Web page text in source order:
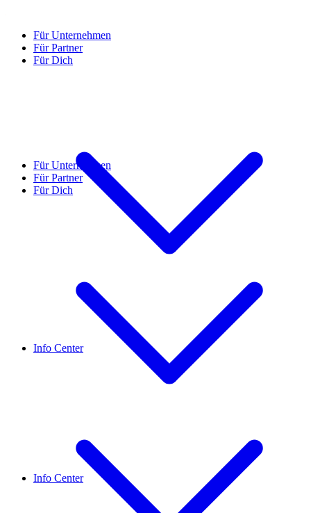
Für Unternehmen
Für Partner
Für Dich
Info Center
Für Unternehmen
Für Partner
Für Dich
Info Center